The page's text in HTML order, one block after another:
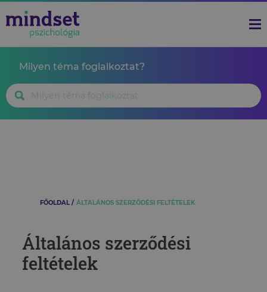
Milyen téma foglalkoztat?
FŐOLDAL ÁLTALÁNOS SZERZŐDÉSI FELTÉTELEK
Általános szerződési
feltételek